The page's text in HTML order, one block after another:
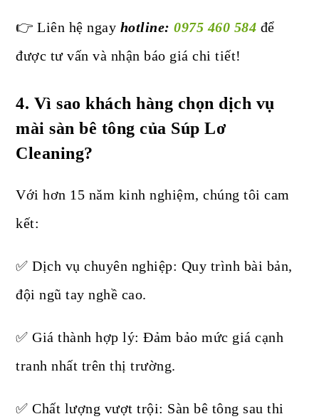
👉 Liên hệ ngay hotline:0975 460 584 để
được tư vấn và nhận báo giá chi tiết!
4. Vì sao khách hàng chọn dịch vụ
mài sàn bê tông của Súp Lơ
Cleaning?
Với hơn 15 năm kinh nghiệm, chúng tôi cam
kết:
✅ Dịch vụ chuyên nghiệp: Quy trình bài bản,
đội ngũ tay nghề cao.
✅ Giá thành hợp lý: Đảm bảo mức giá cạnh
tranh nhất trên thị trường.
✅ Chất lượng vượt trội: Sàn bê tông sau thi